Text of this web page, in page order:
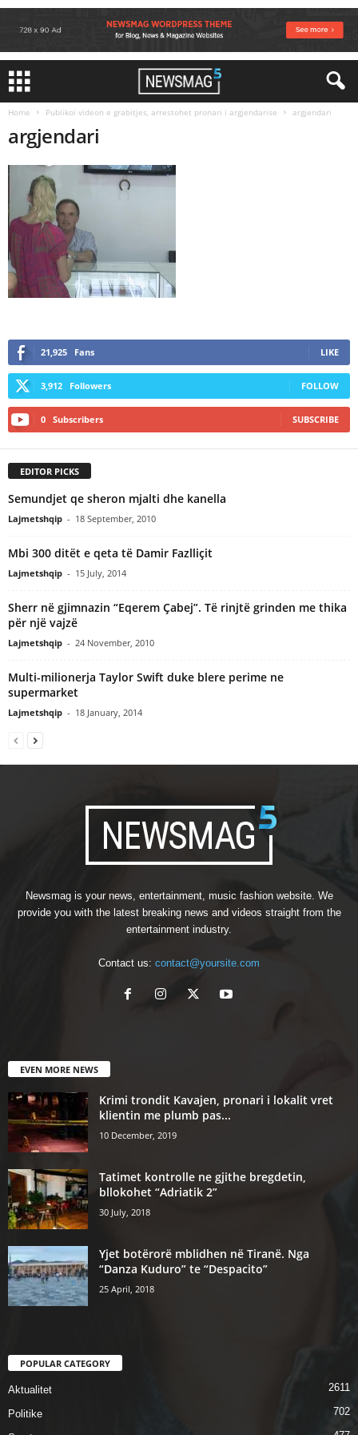
Home Publikoi videon e grabitjes, arrestohet pronari i argjendarise argjendari
argjendari
21,925 Fans LIKE
3,912 Followers FOLLOW
0 Subscribers SUBSCRIBE
EDITOR PICKS
Semundjet qe sheron mjalti dhe kanella
Lajmetshqip - 18 September, 2010
Mbi 300 ditët e qeta të Damir Fazlliçit
Lajmetshqip - 15 July, 2014
Sherr në gjimnazin “Eqerem Çabej”. Të rinjtë grinden me thika
për një vajzë
Lajmetshqip - 24 November, 2010
Multi-milionerja Taylor Swift duke blere perime ne
supermarket
Lajmetshqip - 18 January, 2014
Newsmag is your news, entertainment, music fashion website. We
provide you with the latest breaking news and videos straight from the
entertainment industry.
Contact us: contact@yoursite.com
EVEN MORE NEWS
Krimi trondit Kavajen, pronari i lokalit vret
klientin me plumb pas...
10 December, 2019
Tatimet kontrolle ne gjithe bregdetin,
bllokohet “Adriatik 2”
30 July, 2018
Yjet botërorë mblidhen në Tiranë. Nga
“Danza Kuduro” te “Despacito”
25 April, 2018
POPULAR CATEGORY
Aktualitet 2611
Politike 702